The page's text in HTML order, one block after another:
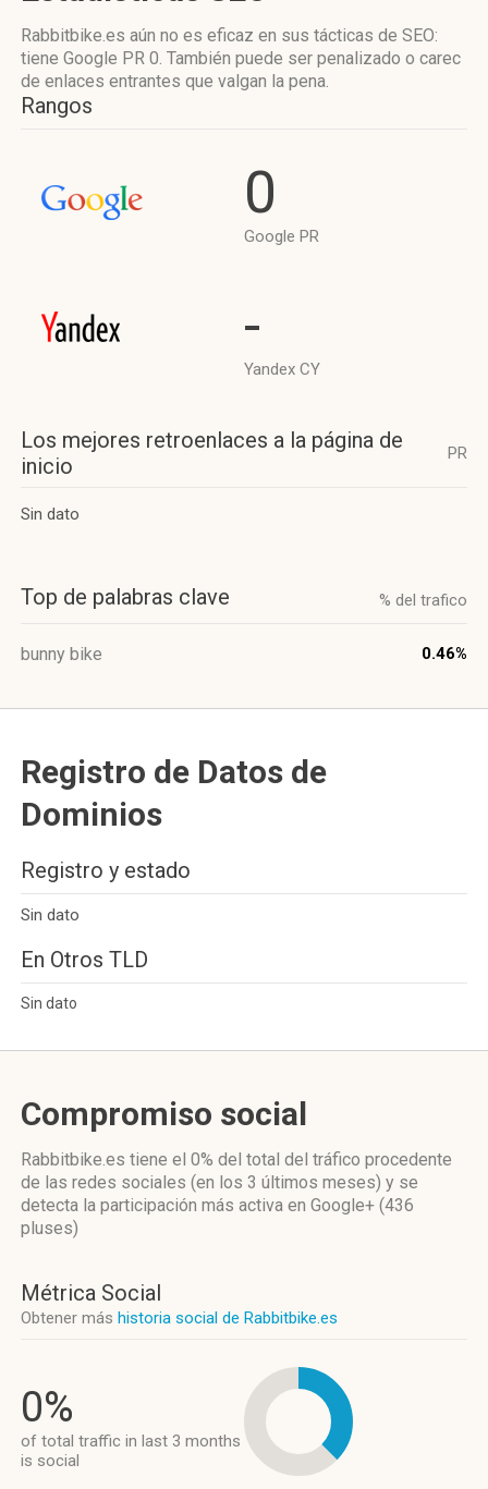
Rabbitbike.es aún no es eficaz en sus tácticas de SEO:
tiene Google PR 0. También puede ser penalizado o carec
de enlaces entrantes que valgan la pena.
Rangos
0
Google PR
-
Yandex CY
Los mejores retroenlaces a la página de
inicio
PR
Sin dato
Top de palabras clave % del trafico
bunny bike 0.46%
Registro de Datos de
Dominios
Registro y estado
Sin dato
En Otros TLD
Sin dato
Compromiso social
Rabbitbike.es tiene el 0% del total del tráfico procedente
de las redes sociales (en los 3 últimos meses) y se
detecta la participación más activa en Google+ (436
pluses)
Métrica Social
Obtener más historia social de Rabbitbike.es
0%
of total traffic in last 3 months
is social